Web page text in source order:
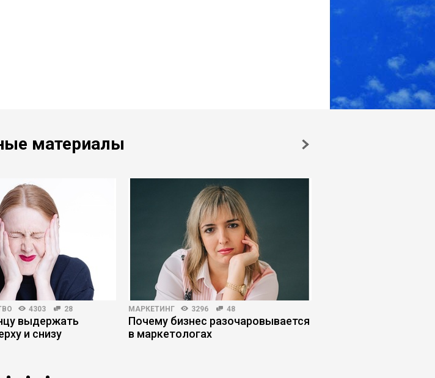
материалы
4303 28
выдержать
и снизу
МАРКЕТИНГ 3296 48
Почему бизнес разочаровывается
в маркетологах